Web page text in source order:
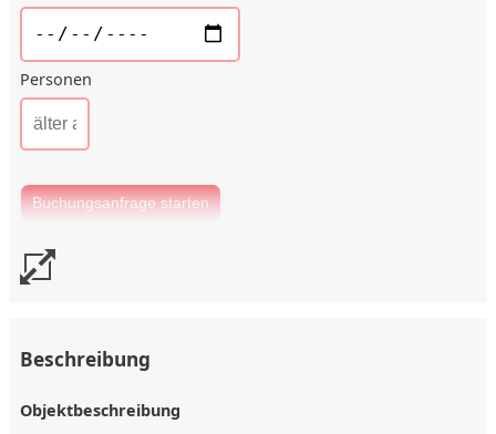
Personen
Beschreibung
Objektbeschreibung